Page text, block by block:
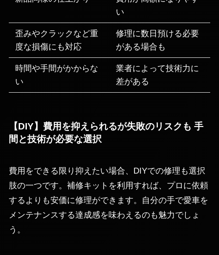
い
歪みやクラックなど重
度な損傷にも対応
修理に数日預ける必要
がある場合も
時間や手間がかからな
い
業者によって技術力に
差がある
【DIY】費用を抑えられるが失敗のリスクも 手
間と技術が必要な選択
費用をできる限り抑えたい場合、DIYでの修理も選択
肢の一つです。補修キットを利用すれば、プロに依頼
するよりも安価に修理ができます。自分の手で愛車を
メンテナンスする達成感を味わえるのも魅力でしょ
う。